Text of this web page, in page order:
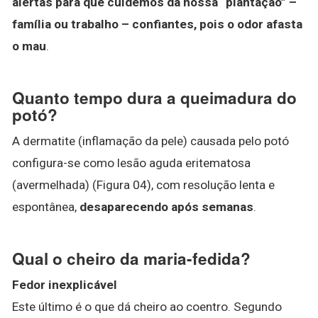
família ou trabalho – confiantes, pois o odor afasta
o mau.
Quanto tempo dura a queimadura do
potó?
A dermatite (inflamação da pele) causada pelo potó
configura-se como lesão aguda eritematosa
(avermelhada) (Figura 04), com resolução lenta e
espontânea, desaparecendo após semanas.
Qual o cheiro da maria-fedida?
Fedor inexplicável
Este último é o que dá cheiro ao coentro. Segundo